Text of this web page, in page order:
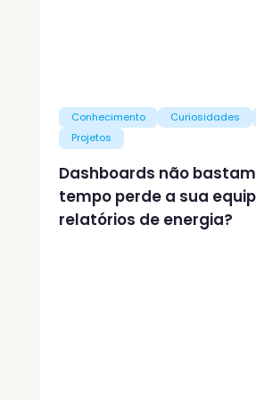
Conhecimento Curiosidades
Projetos
Dashboards não
tempo perde a sua
relatórios de energia?